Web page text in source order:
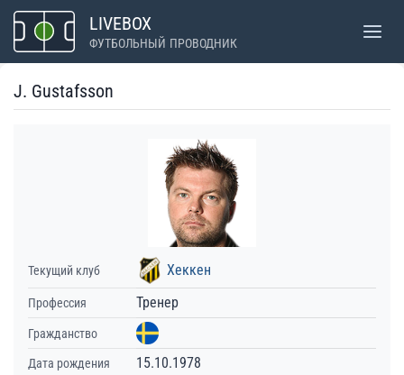
Перейти
содержимому
LIVEBOX
ФУТБОЛЬНЫЙ ПРОВОДНИК
J. Gustafsson
Текущий клуб Хеккен
Профессия Тренер
Гражданство
Дата рождения 15.10.1978